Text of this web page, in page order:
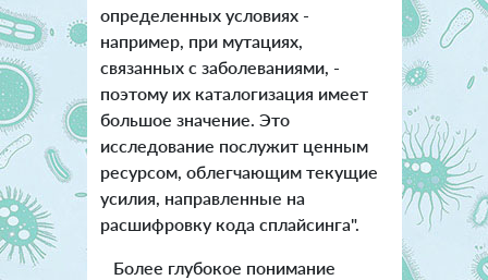
определенных условиях -
например, при мутациях,
связанных с заболеваниями, -
поэтому их каталогизация имеет
большое значение. Это
исследование послужит ценным
ресурсом, облегчающим текущие
усилия, направленные на
расшифровку кода сплайсинга".
Более глубокое понимание